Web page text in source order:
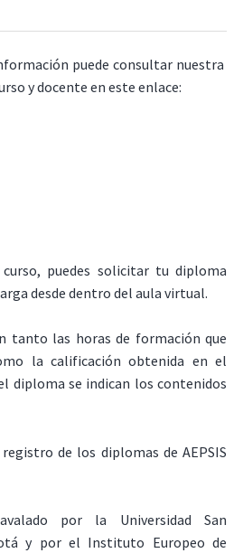
puede consultar nuestra
y docente en este enlace:
puedes solicitar tu diploma
desde dentro del aula virtual.
tanto las horas de formación que
la calificación obtenida en el
diploma se indican los contenidos
de los diplomas de AEPSIS
por la Universidad San
y por el Instituto Europeo de